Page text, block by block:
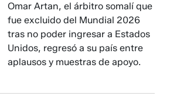
Omar Artan, el árbitro somalí que
fue excluido del Mundial 2026
tras no poder ingresar a Estados
Unidos, regresó a su país entre
aplausos y muestras de apoyo.